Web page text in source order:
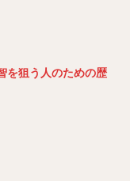
を狙う人のための歴